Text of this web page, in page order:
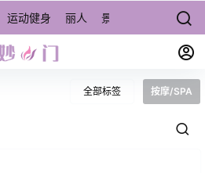
运动健身 丽人 景点/周边游 宠物
全部标签 按摩/SPA